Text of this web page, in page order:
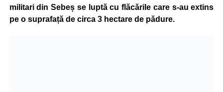
militari din Sebeș se luptă cu flăcările care s-au extins
pe o suprafață de circa 3 hectare de pădure.